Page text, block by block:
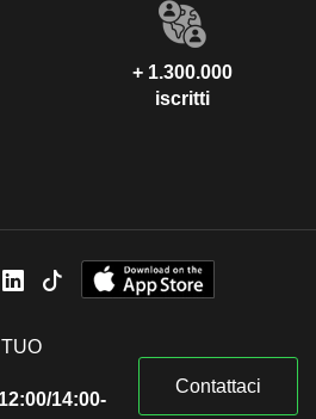
+ 1.300.000
iscritti
14:00-
Contattaci